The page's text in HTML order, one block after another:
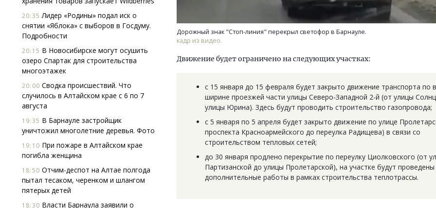
20:35 Лидер «Родины» подал иск о
снятии «Яблока» с выборов в Госдуму.
Подробности
20:15 В Новосибирске могут осушить
озеро Спартак для строительства
многоэтажек
20:00 Сводка происшествий. Что
случилось в Алтайском крае с 6 по 7
августа
19:35 В Барнауле застройщик
уничтожил многолетние деревья. Фото
19:10 При пожаре в Алтайском крае
погибла женщина
18:50 Отчим-деспот на Алтае полгода
пытал тесаком, черенком и шлангом
пятерых детей
18:30 Власти Барнаула заявили о
Дорожный знак "Стоп-линия" перекрыл светофор в Барнауле.
кадр из видео.
Движение будет ограничено на следующих участках:
с 15 января до 15 февраля будет закрыто движение транспорта по
ширине проезжей части улицы Северо-Западной 2-й (от улицы
улицы Юрина). Здесь будут проводить строительство газопровода;
с 5 января по 5 апреля будет закрыто движение по улице
проспекта Красноармейского до переулка Радищева) в связи со
строительством тепловых сетей;
до 30 января продлено перекрытие по переулку Циолковского (от
Партизанской до улицы Пролетарской), на участке будут проведены
дополнительные работы в рамках строительства теплотрассы.
Архитектурный код начинается с
земли. Мощение крупноформатными
плитами становится новым
стандартом благоустройства
СТРОИТЕЛЬСТВО
Ищем новые берега. Гендиректор
«Жилищной инициативы» Юрий
Гатилов — о том, как девелоперу
оставаться на плаву, когда рынок
СТРОИТЕЛЬСТВО
Смелость архитектурных
Генеральный директор
трендах в фасадах и